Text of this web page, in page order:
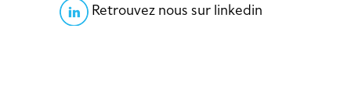
Retrouvez nous sur linkedin